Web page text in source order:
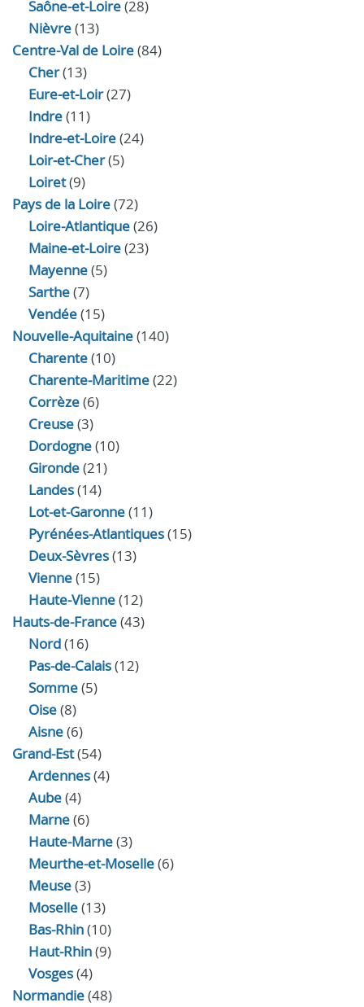
Saône-et-Loire(28)
Nièvre(13)
Centre-Val de Loire(84)
Cher(13)
Eure‑et‑Loir(27)
Indre(11)
Indre‑et‑Loire(24)
Loir‑et‑Cher(5)
Loiret(9)
Pays de la Loire(72)
Loire-Atlantique(26)
Maine-et-Loire(23)
Mayenne(5)
Sarthe(7)
Vendée(15)
Nouvelle-Aquitaine(140)
Charente(10)
Charente-Maritime(22)
Corrèze(6)
Creuse(3)
Dordogne(10)
Gironde(21)
Landes(14)
Lot-et-Garonne(11)
Pyrénées-Atlantiques(15)
Deux-Sèvres(13)
Vienne(15)
Haute-Vienne(12)
Hauts-de-France(43)
Nord(16)
Pas-de-Calais(12)
Somme(5)
Oise(8)
Aisne(6)
Grand-Est(54)
Ardennes(4)
Aube(4)
Marne(6)
Haute-Marne(3)
Meurthe-et-Moselle(6)
Meuse(3)
Moselle(13)
Bas-Rhin(10)
Haut-Rhin(9)
Vosges(4)
Normandie(48)